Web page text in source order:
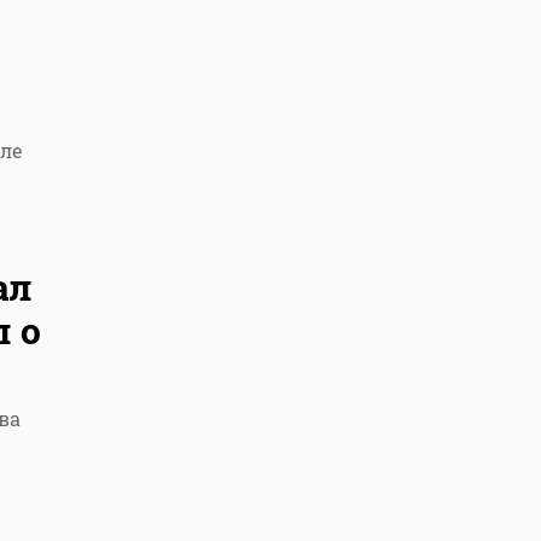
о